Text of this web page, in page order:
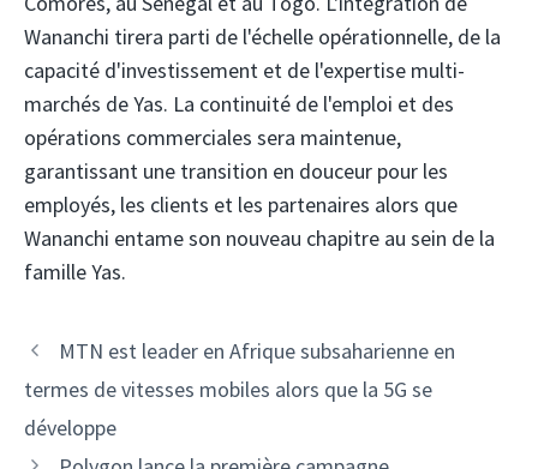
Wananchi tirera parti de l'échelle opérationnelle, de la
capacité d'investissement et de l'expertise multi-
marchés de Yas. La continuité de l'emploi et des
opérations commerciales sera maintenue,
garantissant une transition en douceur pour les
employés, les clients et les partenaires alors que
Wananchi entame son nouveau chapitre au sein de la
famille Yas.
Navigation
des
articles
MTN est leader en Afrique subsaharienne en
termes de vitesses mobiles alors que la 5G se
développe